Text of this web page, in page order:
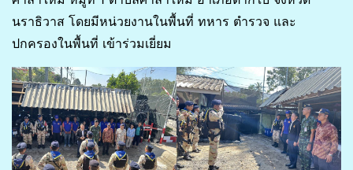
นราธิวาส โดยมีหน่วยงานในพื้นที่ ทหาร ตำรวจ และ
ปกครองในพื้นที่ เข้าร่วมเยี่ยม